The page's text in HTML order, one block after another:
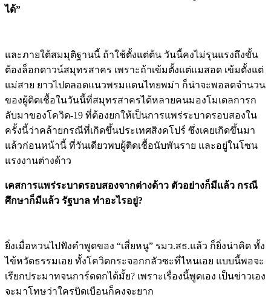
ได้”
และภายใต้สมมุติฐานนี้ ถ้าใช้ตั้งแต่ต้น วันนี้คงไม่รุนแรงถึงขั้น
ต้องล็อกดาวน์สมุทรสาคร เพราะถ้าเข้มตั้งแต่แมสอด เข้มตั้งแต่
แม่สาย ยาวไปตลอดแนวพรมแดนไทยพม่า ก็น่าจะพอลดจำนวน
ของผู้ติดเชื้อในวันนี้ที่สมุทรสาครได้หลายคนมองโมเดลการก
ลับมาของโควิด-19 ที่ต้องยกให้เป็นการแพร่ระบาดรอบสองใน
ครั้งนี้ว่าคล้ายกรณีที่เกิดขึ้นประเทศสิงคโปร์ ซึ่งเคยเกิดขึ้นมา
แล้วก่อนหน้านี้ ที่วันเดียวพบผู้ติดเชื้อนับพันราย และอยู่ในโซน
แรงงานต่างด้าว
เคสการแพร่ระบาดรอบสองจากต่างด้าว ตัวอย่างก็มีแล้ว กรณี
ศึกษาก็มีแล้ว รัฐบาล ทำอะไรอยู่?
ยิ่งเมื่อหวนไปฟังคำพูดของ “เสี่ยหนู” รมว.สธ.แล้ว ก็ยิ่งน่าคิด ทั้ง
ไข้หวัดธรรมเอย ทั้งโควิดกระจอกกลัวซะที่ไหนเอย แบบนี้พอจะ
เรียกประมาทจนการ์ดตกได้มั้ย? เพราะเรื่องนี้พูดเอง เป็นข่าวเอง
จะมาโทษว่าใครบิดเบือนก็คงจะยาก